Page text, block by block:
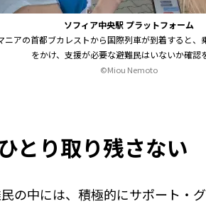
ソフィア中央駅 プラットフォーム
ニアの首都ブカレストから国際列車が到着すると、
をかけ、支援が必要な避難民はいないか確認
©Miou Nemoto
とり取り残さない
の中には、積極的にサポート・